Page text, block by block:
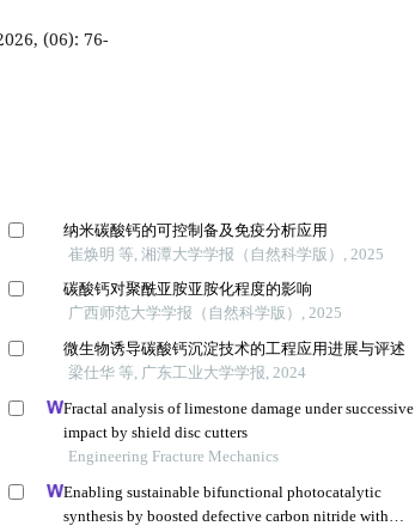
(06): 76-
纳米碳酸钙的可控制备及免疫分析应用
崔焕明 等, 湘潭大学学报（自然科学版）, 2025
碳酸钙对聚酰亚胺亚胺化程度的影响
广西师范大学学报（自然科学版）, 2025
微生物诱导碳酸钙沉淀技术的工程应用进展与评述
梁仕华 等, 广东工业大学学报, 2024
Fractal analysis of limestone damage under successive
impact by shield disc cutters
Engineering Fracture Mechanics
Enabling sustainable bifunctional photocatalytic
synthesis by boosted defective carbon nitride with